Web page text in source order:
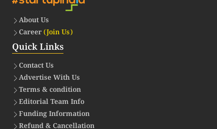
About Us
Career(Join Us)
Quick Links
Contact Us
Advertise With Us
Terms & condition
Editorial Team Info
Funding Information
Refund & Cancellation